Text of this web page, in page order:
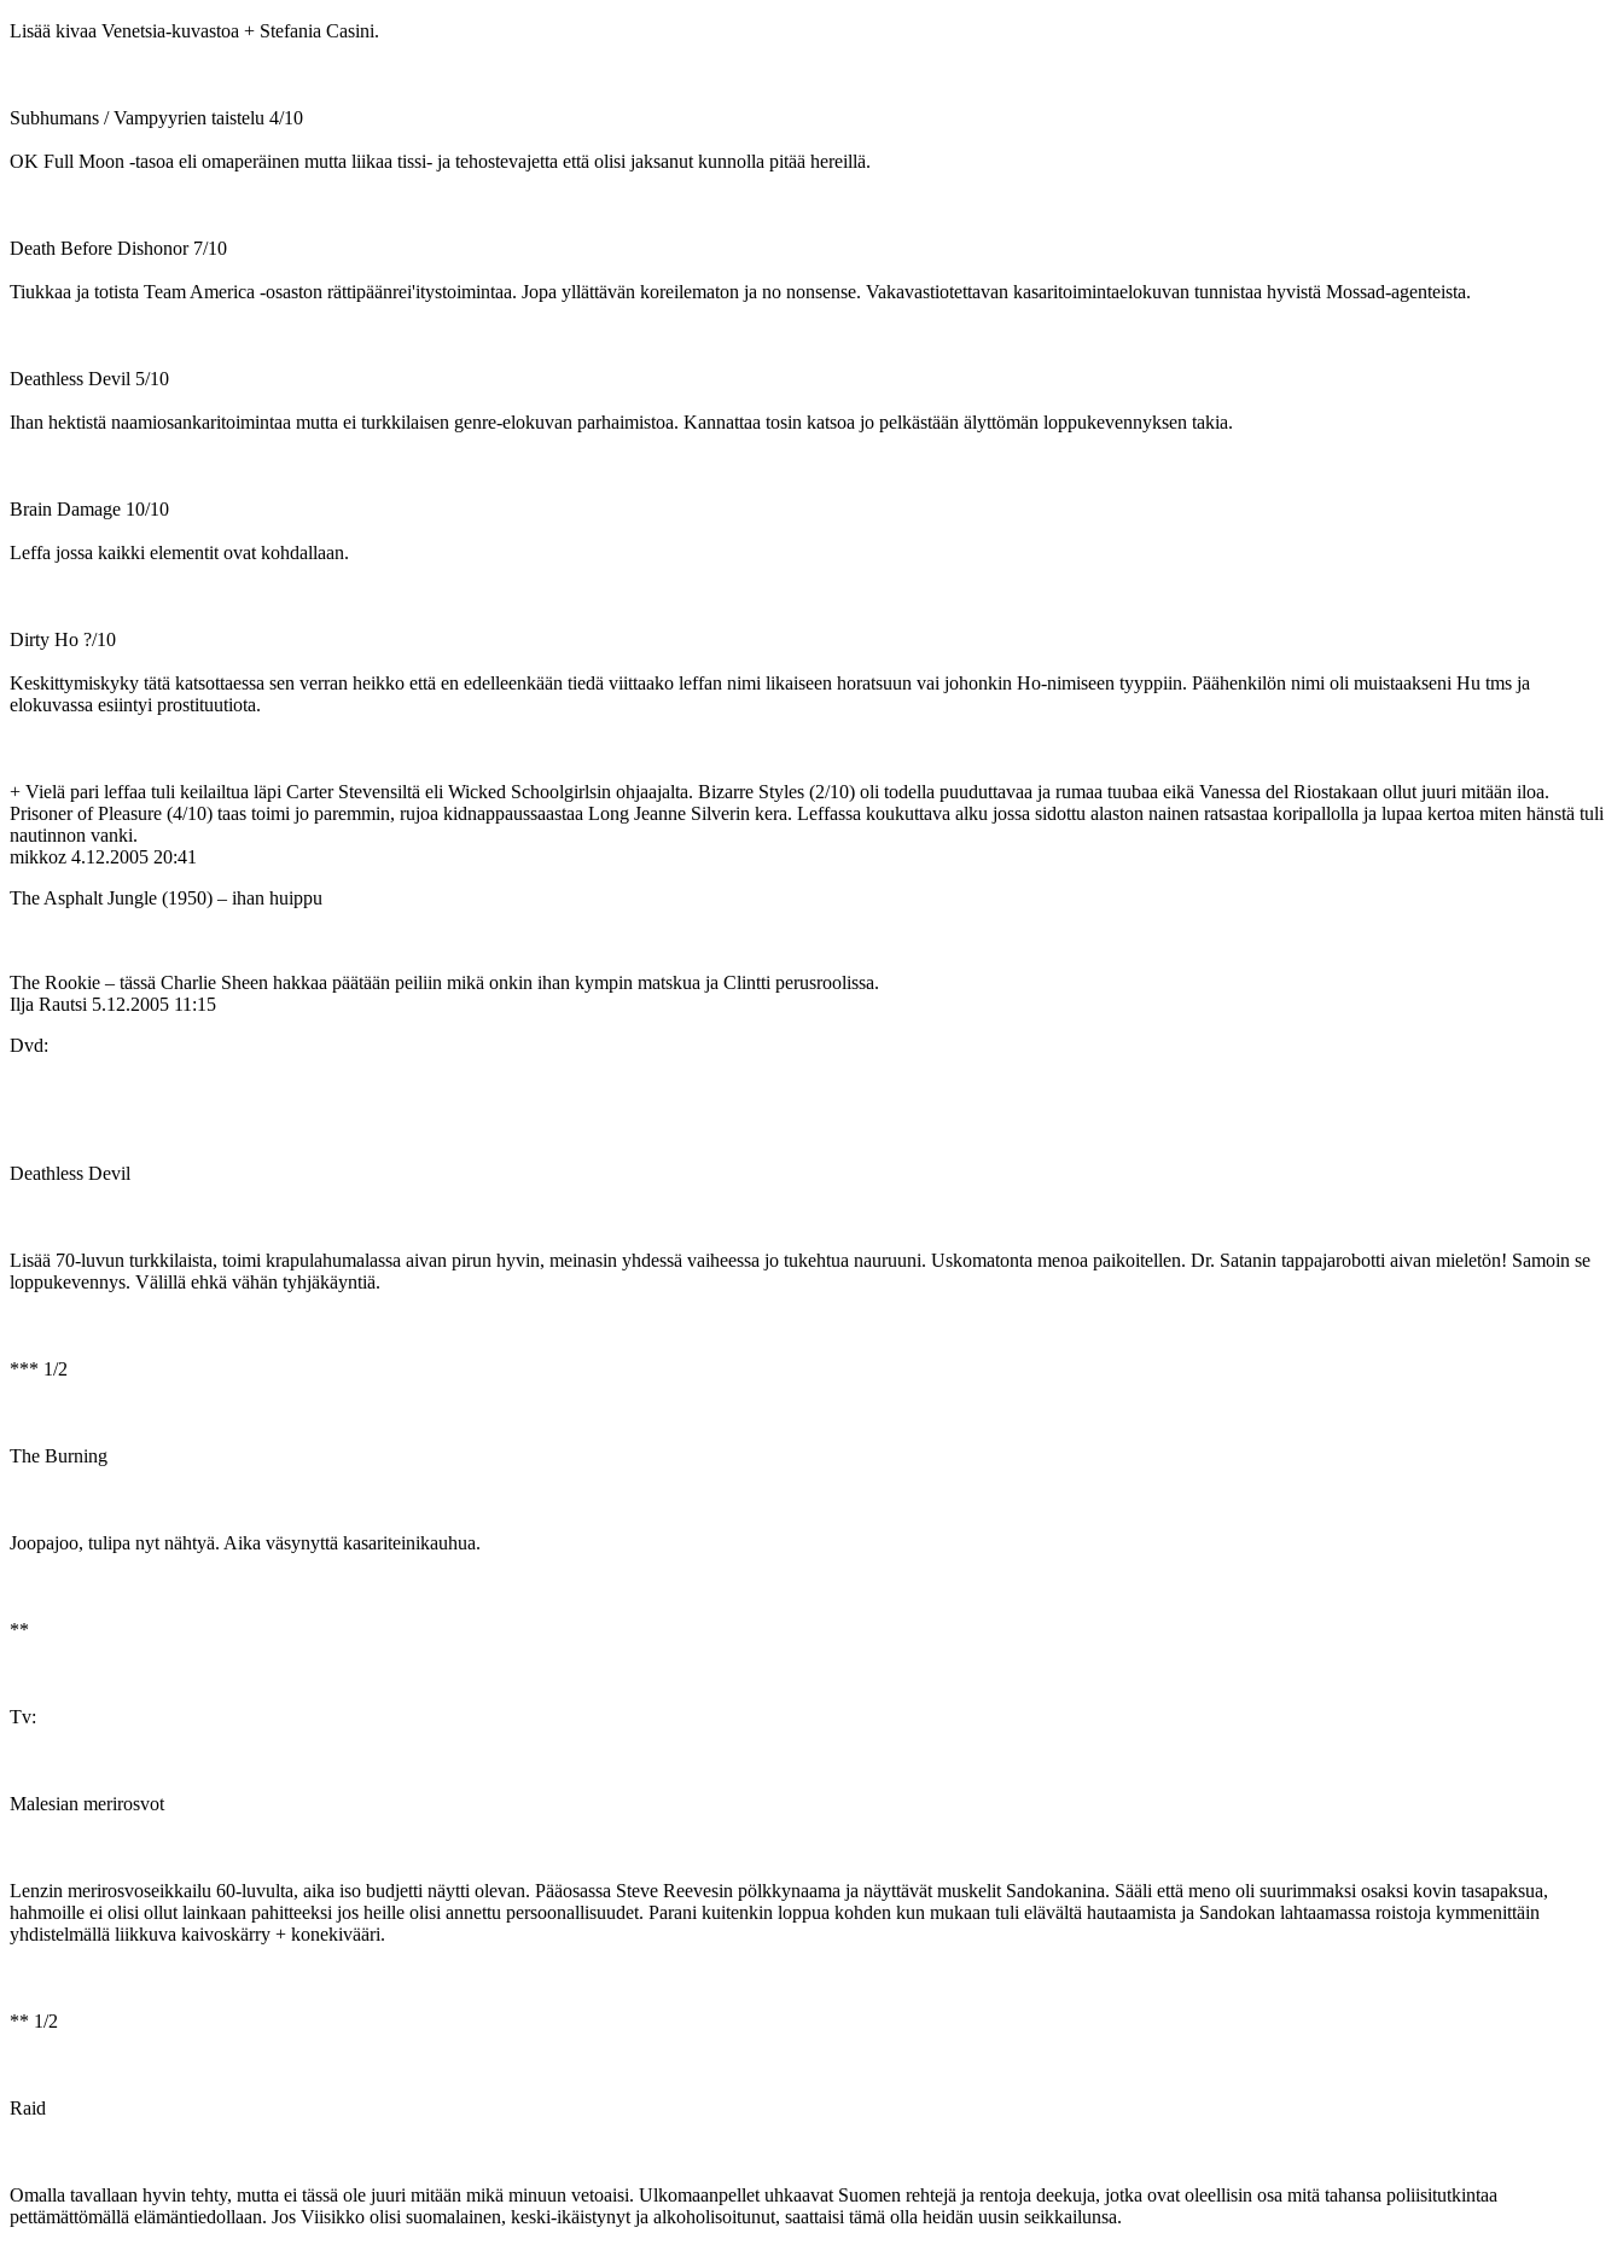
Lisää kivaa Venetsia-kuvastoa + Stefania Casini.
Subhumans / Vampyyrien taistelu 4/10
OK Full Moon ‑tasoa eli omaperäinen mutta liikaa tissi- ja tehostevajetta että olisi jaksanut kunnolla pitää hereillä.
Death Before Dishonor 7/10
Tiukkaa ja totista Team America ‑osaston rättipäänrei'itystoimintaa. Jopa yllättävän koreilematon ja no nonsense. Vakavastiotettavan kasaritoimintaelokuvan tunnistaa hyvistä Mossad-agenteista.
Deathless Devil 5/10
Ihan hektistä naamiosankaritoimintaa mutta ei turkkilaisen genre-elokuvan parhaimistoa. Kannattaa tosin katsoa jo pelkästään älyttömän loppukevennyksen takia.
Brain Damage 10/10
Leffa jossa kaikki elementit ovat kohdallaan.
Dirty Ho ?/10
Keskittymiskyky tätä katsottaessa sen verran heikko että en edelleenkään tiedä viittaako leffan nimi likaiseen horatsuun vai johonkin Ho-nimiseen tyyppiin. Päähenkilön nimi oli muistaakseni Hu tms ja
elokuvassa esiintyi prostituutiota.
+ Vielä pari leffaa tuli keilailtua läpi Carter Stevensiltä eli Wicked Schoolgirlsin ohjaajalta. Bizarre Styles (2/10) oli todella puuduttavaa ja rumaa tuubaa eikä Vanessa del Riostakaan ollut juuri mitään iloa.
Prisoner of Pleasure (4/10) taas toimi jo paremmin, rujoa kidnappaussaastaa Long Jeanne Silverin kera. Leffassa koukuttava alku jossa sidottu alaston nainen ratsastaa koripallolla ja lupaa kertoa miten hänstä tuli
nautinnon vanki.
mikkoz 4.12.2005 20:41
The Asphalt Jungle (1950) – ihan huippu
The Rookie – tässä Charlie Sheen hakkaa päätään peiliin mikä onkin ihan kympin matskua ja Clintti perusroolissa.
Ilja Rautsi 5.12.2005 11:15
Dvd:
Deathless Devil
Lisää 70-luvun turkkilaista, toimi krapulahumalassa aivan pirun hyvin, meinasin yhdessä vaiheessa jo tukehtua nauruuni. Uskomatonta menoa paikoitellen. Dr. Satanin tappajarobotti aivan mieletön! Samoin se
loppukevennys. Välillä ehkä vähän tyhjäkäyntiä.
*** 1/2
The Burning
Joopajoo, tulipa nyt nähtyä. Aika väsynyttä kasariteinikauhua.
**
Tv:
Malesian merirosvot
Lenzin merirosvoseikkailu 60-luvulta, aika iso budjetti näytti olevan. Pääosassa Steve Reevesin pölkkynaama ja näyttävät muskelit Sandokanina. Sääli että meno oli suurimmaksi osaksi kovin tasapaksua,
hahmoille ei olisi ollut lainkaan pahitteeksi jos heille olisi annettu persoonallisuudet. Parani kuitenkin loppua kohden kun mukaan tuli elävältä hautaamista ja Sandokan lahtaamassa roistoja kymmenittäin
yhdistelmällä liikkuva kaivoskärry + konekivääri.
** 1/2
Raid
Omalla tavallaan hyvin tehty, mutta ei tässä ole juuri mitään mikä minuun vetoaisi. Ulkomaanpellet uhkaavat Suomen rehtejä ja rentoja deekuja, jotka ovat oleellisin osa mitä tahansa poliisitutkintaa
pettämättömällä elämäntiedollaan. Jos Viisikko olisi suomalainen, keski-ikäistynyt ja alkoholisoitunut, saattaisi tämä olla heidän uusin seikkailunsa.